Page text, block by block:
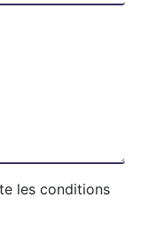
les conditions